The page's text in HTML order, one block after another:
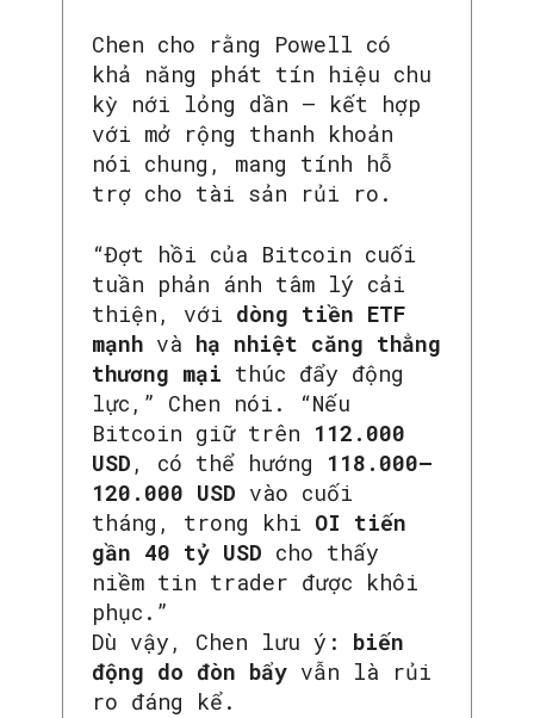
Chen cho rằng Powell có
khả năng phát tín hiệu chu
kỳ nới lỏng dần — kết hợp
với mở rộng thanh khoản
nói chung, mang tính hỗ
trợ cho tài sản rủi ro.
“Đợt hồi của Bitcoin cuối
tuần phản ánh tâm lý cải
thiện, với dòng tiền ETF
mạnh và hạ nhiệt căng thẳng
thương mại thúc đẩy động
lực,” Chen nói. “Nếu
Bitcoin giữ trên 112.000
USD , có thể hướng 118.000–
120.000 USD vào cuối
tháng, trong khi OI tiến
gần 40 tỷ USD cho thấy
niềm tin trader được khôi
phục.”
Dù vậy, Chen lưu ý: biến
động do đòn bẩy vẫn là rủi
ro đáng kể.